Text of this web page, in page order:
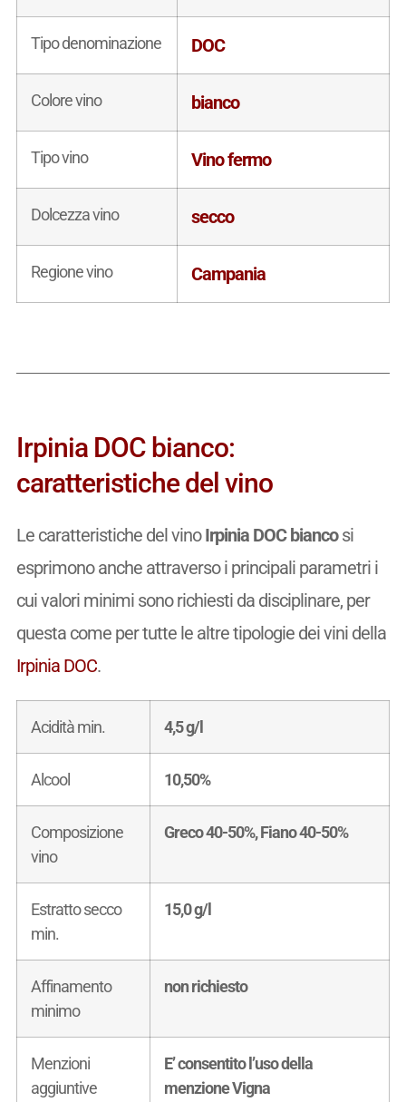
Tipo denominazione DOC
Colore vino bianco
Tipo vino Vino fermo
Dolcezza vino secco
Regione vino Campania
Irpinia DOC bianco:
caratteristiche del vino
Le caratteristiche del vinoIrpinia DOC biancosi
esprimono anche attraverso i principali parametri i
cui valori minimi sono richiesti da disciplinare, per
questa come per tutte le altre tipologie dei vini della
Irpinia DOC.
Acidità min. 4,5 g/l
Alcool 10,50%
Composizione
vino
Greco 40-50%, Fiano 40-50%
Estratto secco
min.
15,0 g/l
Affinamento
minimo
non richiesto
Menzioni
aggiuntive
E’ consentito l’uso della
menzione Vigna